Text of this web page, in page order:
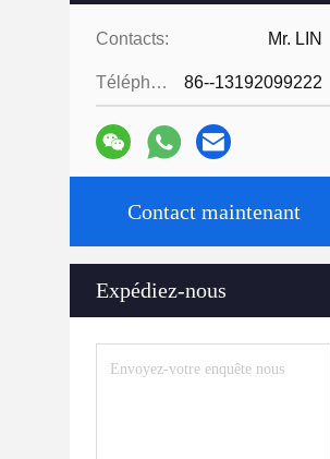
Contacts: Mr. LIN
Téléphone: 86--13192099222
Contact maintenant
Expédiez-nous